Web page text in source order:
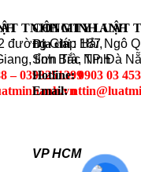
TNHH MINH ANH
đường Giáp Hải,
tỉnh Bắc Ninh
– 0393251399
CÔNG TY LUẬT
Địa chỉ: 187 Ngô
Sơn Trà, TP. Đà
Hotline:0903 03
Email:
VP HCM